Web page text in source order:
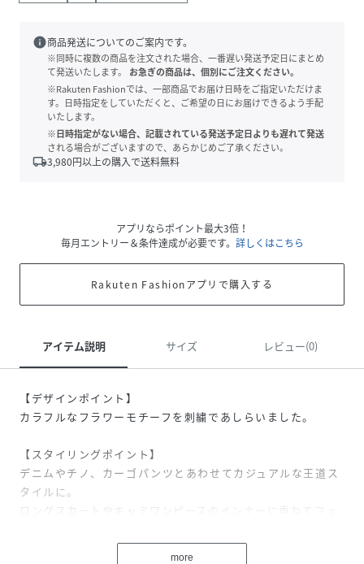
info商品発送についてのご案内です。
※同時に複数の商品を注文された場合、一番遅い発送予定日にまとめ
て発送いたします。
お急ぎの商品は、個別にご注文ください。
※Rakuten Fashionでは、一部商品でお届け日時をご指定いただけま
す。日時指定をしていただくと、ご希望の日にお届けできるよう手配
いたします。
※日時指定がない場合、記載されている発送予定日よりも遅れて発送
される場合がございますので、あらかじめご了承ください。
local_shipping3,980円以上の購入で送料無料
アプリならポイント最大3倍！
毎月エントリー＆条件達成が必要です。 詳しくはこちら
Rakuten Fashionアプリで購入する
アイテム説明 サイズ レビュー(0)
【デザインポイント】
カラフルなフラワーモチーフを刺繍であしらいました。
【スタイリングポイント】
デニムやチノ、カーゴパンツとあわせてカジュアルな王道ス
タイルに。
ロングスカートやキャミワンピースのインナーに重ねてフェ
ジャケットやシャツのインナーにして胸元の刺繍をちら見せ
more